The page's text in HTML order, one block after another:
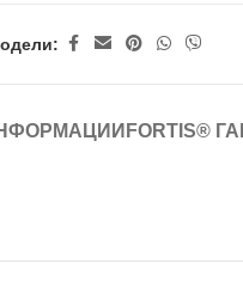
FORTIS®